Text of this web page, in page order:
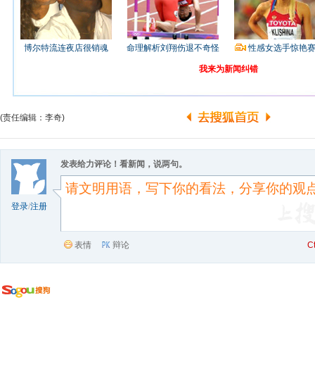
博尔特流连夜店很销魂 命理解析刘翔伤退不奇怪 性感女选手惊艳
我来为新闻纠错
(责任编辑：李奇)
登录/注册
发表给力评论！看新闻，说两句。
表情 辩论